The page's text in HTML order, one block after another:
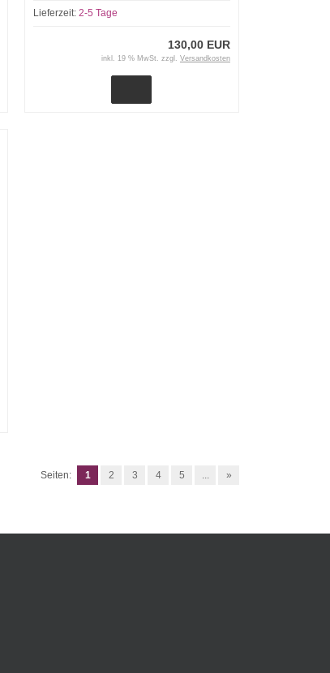
Lieferzeit: 2-5 Tage
130,00 EUR
inkl. 19 % MwSt. zzgl. Versandkosten
Seiten: 1 2 3 4 5 ... »